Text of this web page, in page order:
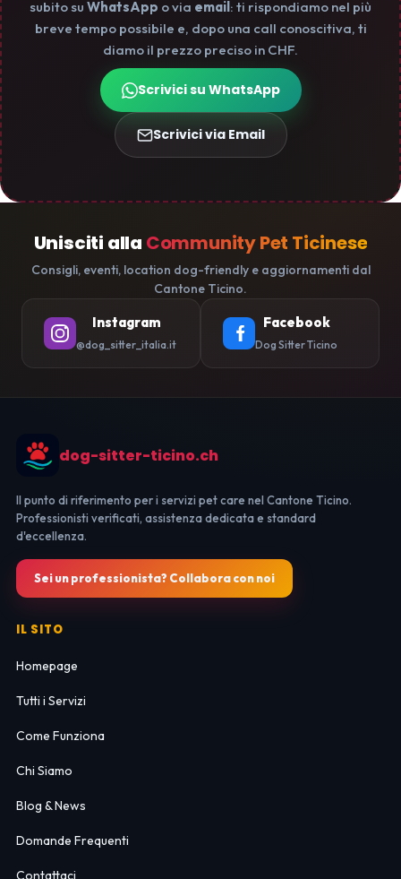
subito su WhatsApp o via email : ti rispondiamo nel più
breve tempo possibile e, dopo una call conoscitiva, ti
diamo il prezzo preciso in CHF.
Scrivici su WhatsApp
Scrivici via Email
Unisciti alla Community Pet Ticinese
Consigli, eventi, location dog-friendly e aggiornamenti dal
Cantone Ticino.
Instagram
@dog_sitter_italia.it
Facebook
Dog Sitter Ticino
dog-sitter-ticino.ch
Il punto di riferimento per i servizi pet care nel Cantone Ticino.
Professionisti verificati, assistenza dedicata e standard
d'eccellenza.
Sei un professionista? Collabora con noi
IL SITO
Homepage
Tutti i Servizi
Come Funziona
Chi Siamo
Blog & News
Domande Frequenti
Contattaci